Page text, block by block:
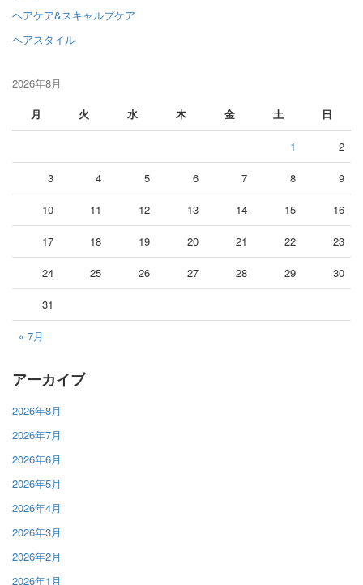
ヘアケア&スキャルプケア
ヘアスタイル
2026年8月
月
火 水 木 金 土 日
« 7月
1 2
3 4 5 6 7 8 9
10 11 12 13 14 15 16
17 18 19 20 21 22 23
24 25 26 27 28 29 30
31
アーカイブ
2026年8月
2026年7月
2026年6月
2026年5月
2026年4月
2026年3月
2026年2月
2026年1月